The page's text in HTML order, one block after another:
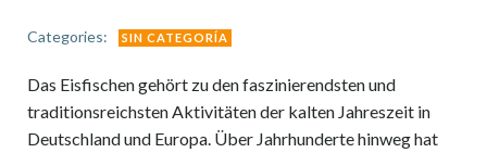
Categories: SIN CATEGORÍA
Das Eisfischen gehört zu den faszinierendsten und
traditionsreichsten Aktivitäten der kalten Jahreszeit in
Deutschland und Europa. Über Jahrhunderte hinweg hat